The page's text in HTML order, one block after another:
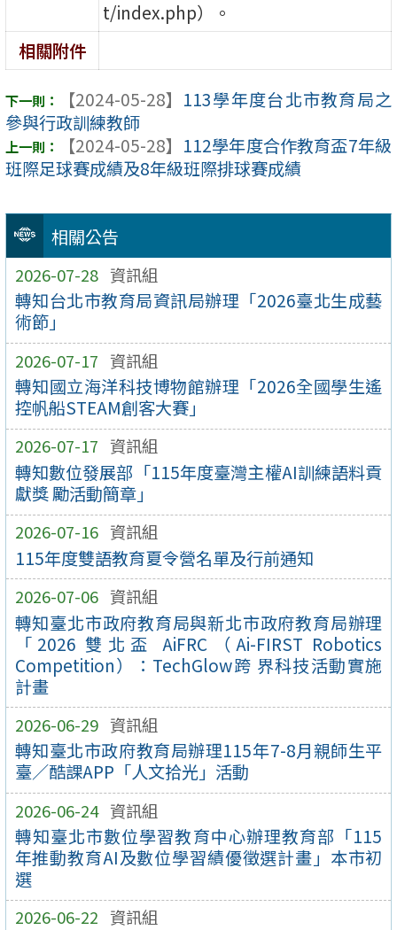
相關公告
2026-07-28 資訊組
轉知台北市教育局資訊局辦理「2026臺北生成藝
術節」
2026-07-17 資訊組
轉知國立海洋科技博物館辦理「2026全國學生遙
控帆船STEAM創客大賽」
2026-07-17 資訊組
轉知數位發展部「115年度臺灣主權AI訓練語料貢
獻獎 勵活動簡章」
2026-07-16 資訊組
115年度雙語教育夏令營名單及行前通知
2026-07-06 資訊組
轉知臺北市政府教育局與新北市政府教育局辦理
「2026 雙北盃 AiFRC（Ai-FIRST Robotics
Competition）：TechGlow跨 界科技活動實施
計畫
2026-06-29 資訊組
轉知臺北市政府教育局辦理115年7-8月親師生平
臺／酷課APP「人文拾光」活動
2026-06-24 資訊組
轉知臺北市數位學習教育中心辦理教育部「115
年推動教育AI及數位學習績優徵選計畫」本市初
選
2026-06-22 資訊組
t/index.php）。
相關附件
【2024-05-28】 113學年度台北市教育局之
參與行政訓練教師
【2024-05-28】 112學年度合作教育盃7年級
班際足球賽成績及8年級班際排球賽成績